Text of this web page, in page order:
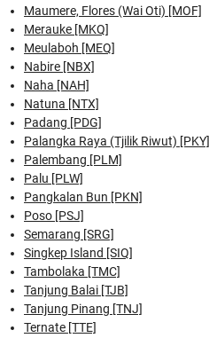
Maumere, Flores (Wai Oti) [MOF]
Merauke [MKQ]
Meulaboh [MEQ]
Nabire [NBX]
Naha [NAH]
Natuna [NTX]
Padang [PDG]
Palangka Raya (Tjilik Riwut) [PKY]
Palembang [PLM]
Palu [PLW]
Pangkalan Bun [PKN]
Poso [PSJ]
Semarang [SRG]
Singkep Island [SIQ]
Tambolaka [TMC]
Tanjung Balai [TJB]
Tanjung Pinang [TNJ]
Ternate [TTE]